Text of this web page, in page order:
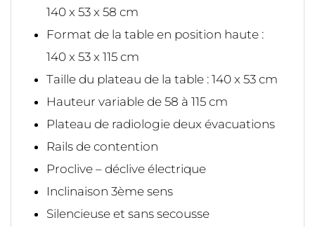
140 x 53 x 58 cm
Format de la table en position haute :
140 x 53 x 115 cm
Taille du plateau de la table : 140 x 53 cm
Hauteur variable de 58 à 115 cm
Plateau de radiologie deux évacuations
Rails de contention
Proclive – déclive électrique
Inclinaison 3ème sens
Silencieuse et sans secousse